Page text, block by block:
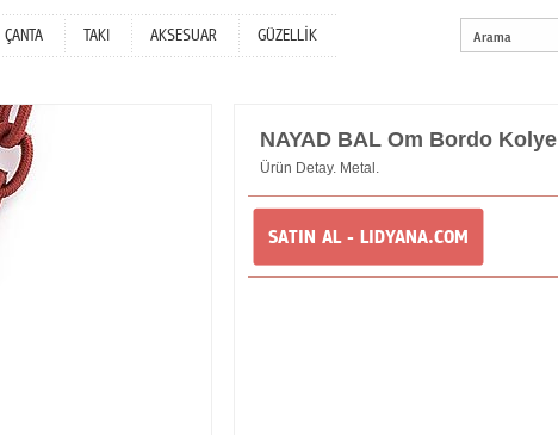
ÇANTA TAKI AKSESUAR GÜZELLİK
NAYAD BAL Om Bordo Kolye
Ürün Detay. Metal.
SATIN AL - LIDYANA.COM